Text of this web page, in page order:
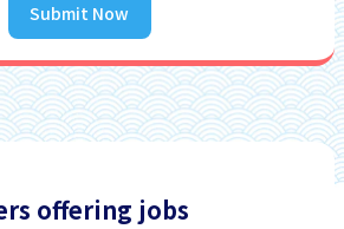
Submit Now
offering jobs